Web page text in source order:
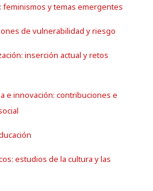
feminismos y temas emergentes
de vulnerabilidad y riesgo
inserción actual y retos
e innovación: contribuciones e
estudios de la cultura y las